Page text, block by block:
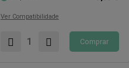
Ver Compatibilidade
Comprar